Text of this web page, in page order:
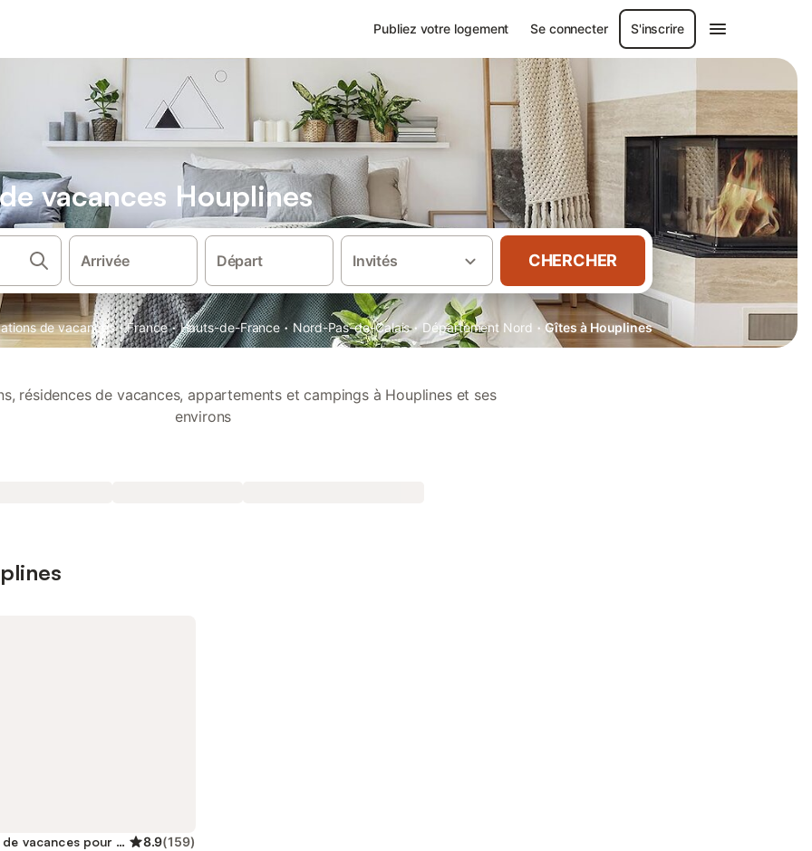
Publiez votre logement Se connecter S'inscrire
vacances Houplines
Arrivée Départ Invités CHERCHER
de vacances · France · Hauts-de-France · Nord-Pas-de-Calais · Département Nord · Gîtes à Houplines
résidences de vacances, appartements et campings à Houplines et ses
environs
Location de vacances pour 2 personnes 8.9(159)